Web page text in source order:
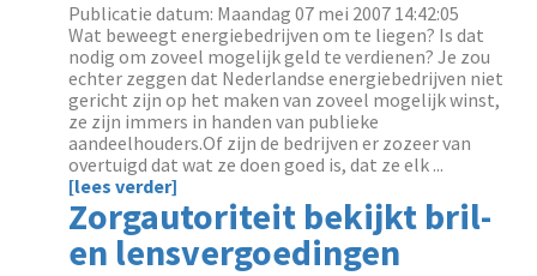
Publicatie datum: Maandag 07 mei 2007 14:42:05
Wat beweegt energiebedrijven om te liegen? Is dat
nodig om zoveel mogelijk geld te verdienen? Je zou
echter zeggen dat Nederlandse energiebedrijven niet
gericht zijn op het maken van zoveel mogelijk winst,
ze zijn immers in handen van publieke
aandeelhouders.Of zijn de bedrijven er zozeer van
overtuigd dat wat ze doen goed is, dat ze elk ...
[lees verder]
Zorgautoriteit bekijkt bril-
en lensvergoedingen